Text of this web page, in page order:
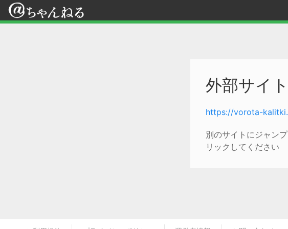
外部サイ
https://vorota-
別のサイトにジャン
リックしてください